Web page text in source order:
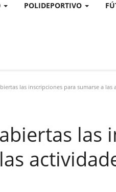
POLIDEPORTIVO
las inscripciones para sumarse a
las